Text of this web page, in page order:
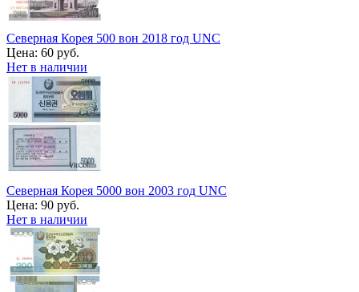
Северная Корея 500 вон 2018 год UNC
Цена: 60 руб.
Нет в наличии
Северная Корея 5000 вон 2003 год UNC
Цена: 90 руб.
Нет в наличии